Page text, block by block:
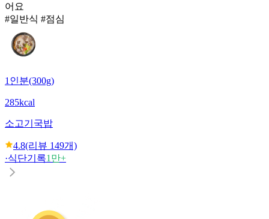
어요
#일반식 #점심
1인분(300g)
285kcal
소고기국밥
4.8(리뷰 149개)
·식단기록1만+